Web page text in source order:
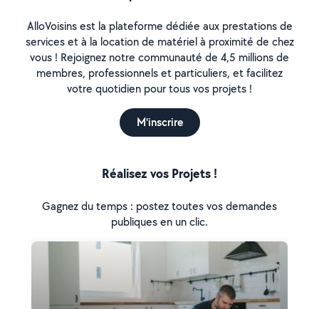
AlloVoisins est la plateforme dédiée aux prestations de
services et à la location de matériel à proximité de chez
vous ! Rejoignez notre communauté de 4,5 millions de
membres, professionnels et particuliers, et facilitez
votre quotidien pour tous vos projets !
M'inscrire
Réalisez vos Projets !
Gagnez du temps : postez toutes vos demandes
publiques en un clic.